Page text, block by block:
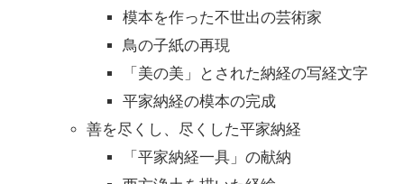
模本を作った不世出の芸術家
鳥の子紙の再現
「美の美」とされた納経の写経文字
平家納経の模本の完成
善を尽くし、尽くした平家納経
「平家納経一具」の献納